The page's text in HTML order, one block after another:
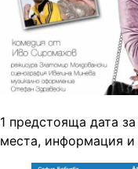
1 предстояща дата
места, информация и